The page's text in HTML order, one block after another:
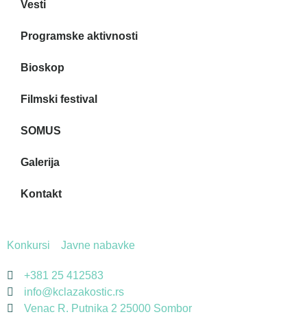
Vesti
Programske aktivnosti
Bioskop
Filmski festival
SOMUS
Galerija
Kontakt
Konkursi Javne nabavke
+381 25 412583
info@kclazakostic.rs
Venac R. Putnika 2 25000 Sombor